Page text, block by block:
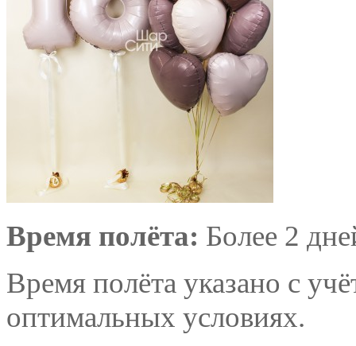
Время полёта: Более 2
Время полёта указано с
оптимальных условиях.